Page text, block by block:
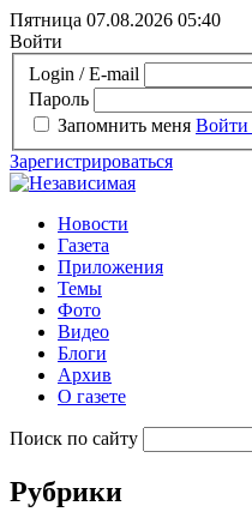
Пятница 07.08.2026 05:40
Войти
Login / E-mail
Пароль
Запомнить меня Войти
Зарегистрироваться
Новости
Газета
Приложения
Темы
Фото
Видео
Блоги
Архив
О газете
Поиск по сайту
Рубрики